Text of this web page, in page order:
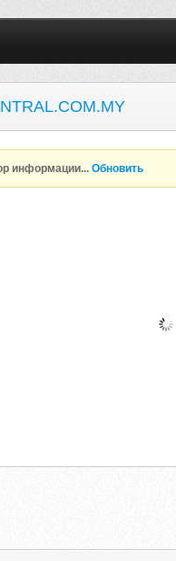
информации...Обновить